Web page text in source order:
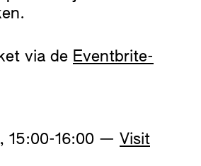
via de Eventbrite-
15:00-16:00 — Visit